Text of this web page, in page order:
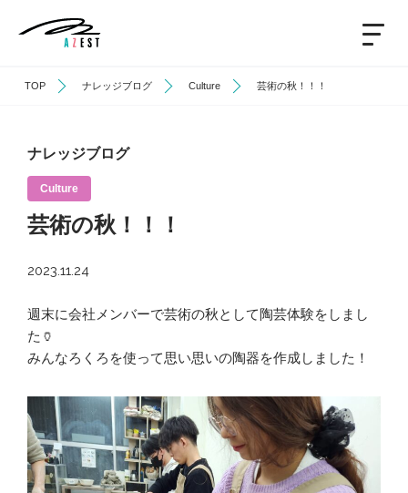
TOP ナレッジブログ Culture 芸術の秋！！！
ナレッジブログ
Culture
芸術の秋！！！
2023.11.24
週末に会社メンバーで芸術の秋として陶芸体験をしまし
た🏺
みんなろくろを使って思い思いの陶器を作成しました！